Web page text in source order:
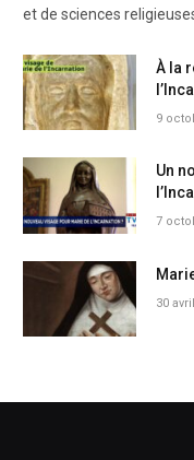
et de sciences
À la
9
Un
7
30